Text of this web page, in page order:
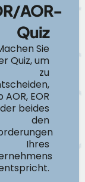
AOR-
Quiz
Sie
Quiz, um
zu
AOR, EOR
beides
den
Ihres